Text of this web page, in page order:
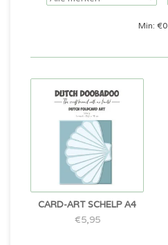
Min: €0
CARD-ART SCHELP A4
€5,95